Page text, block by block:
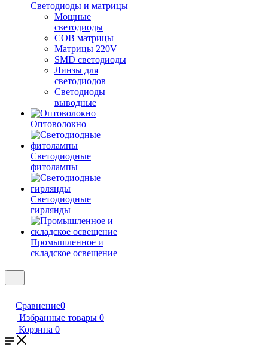
Светодиоды и матрицы
Мощные
светодиоды
COB матрицы
Матрицы 220V
SMD светодиоды
Линзы для
светодиодов
Светодиоды
выводные
Оптоволокно
Светодиодные
фитолампы
Светодиодные
гирлянды
Промышленное и
складское освещение
Сравнение0
Избранные товары 0
Корзина 0